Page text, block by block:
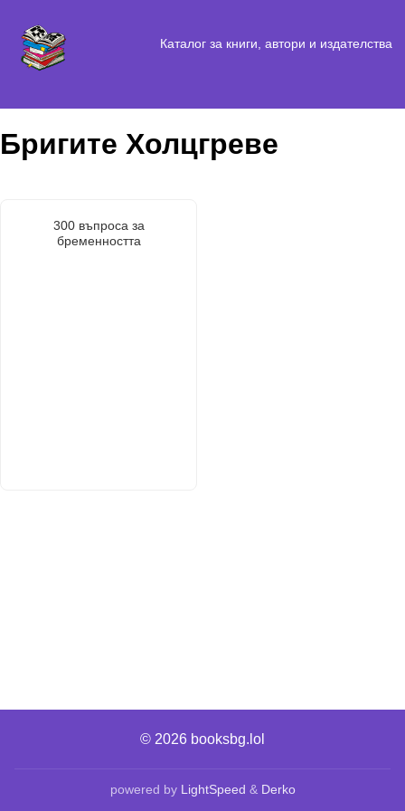
Каталог за книги, автори и издателства
Бригите Холцгреве
300 въпроса за
бременността
© 2026 booksbg.lol
powered by LightSpeed & Derko